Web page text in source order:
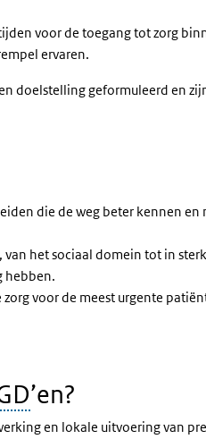
voor de toegang tot zorg
ervaren.
doelstelling geformuleerd en
die de weg beter kennen en
van het sociaal domein tot in sterk
hebben.
voor de meest urgente
link)
’en?
en lokale uitvoering van